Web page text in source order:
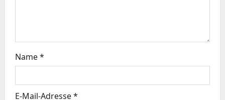
t
i
o
Name*
E-Mail-Adresse*